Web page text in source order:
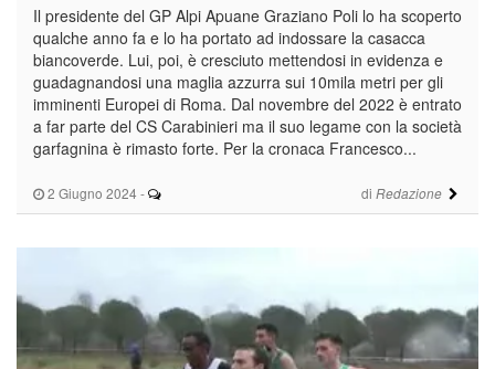
2 Giugno 2024 - di Redazione
Il presidente del GP Alpi Apuane Graziano Poli lo ha scoperto
qualche anno fa e lo ha portato ad indossare la casacca
biancoverde. Lui, poi, è cresciuto mettendosi in evidenza e
guadagnandosi una maglia azzurra sui 10mila metri per gli
imminenti Europei di Roma. Dal novembre del 2022 è entrato
a far parte del CS Carabinieri ma il suo legame con la società
garfagnina è rimasto forte. Per la cronaca Francesco...